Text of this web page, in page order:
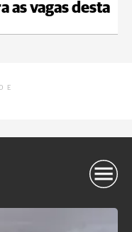
as vagas desta